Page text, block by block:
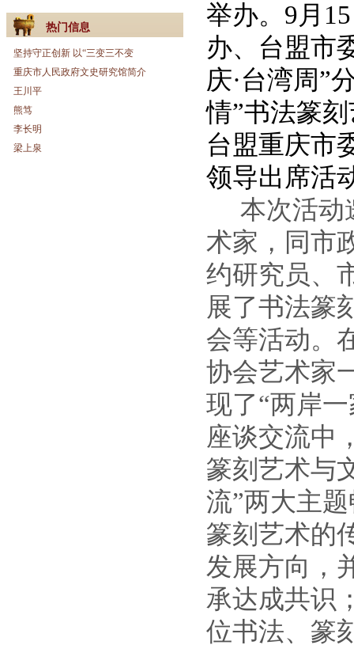
热门信息
坚持守正创新 以“三变三不变
重庆市人民政府文史研究馆简介
王川平
熊笃
李长明
梁上泉
举办。 9月 15
办、台盟市
庆·台湾周”
情”书法篆
台盟重庆市
领导出席活
本次活动
术家，同市
约研究员、
展了书法篆
会等活动。
协会艺术家
现了“两岸
座谈交流中
篆刻艺术与
流”两大主
篆刻艺术的
发展方向，
承达成共识
位书法、篆